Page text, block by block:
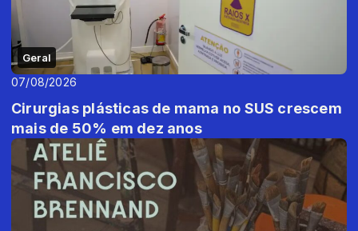
Geral
07/08/2026
Cirurgias plásticas de mama no SUS crescem
mais de 50% em dez anos